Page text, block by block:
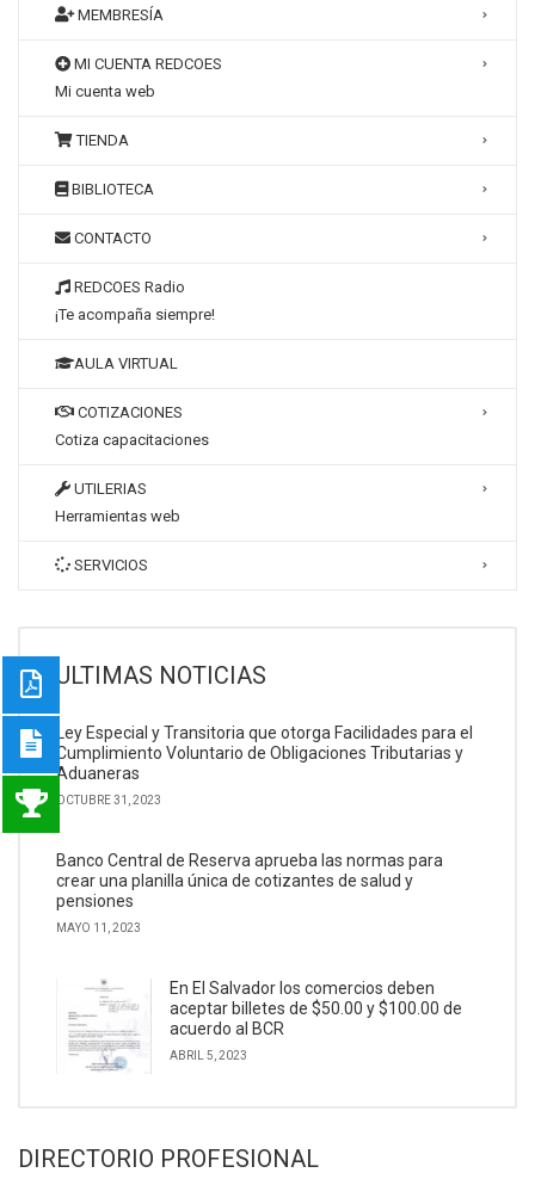
MEMBRESÍA
MI CUENTA REDCOES
Mi cuenta web
TIENDA
BIBLIOTECA
CONTACTO
REDCOES Radio
¡Te acompaña siempre!
AULA VIRTUAL
COTIZACIONES
Cotiza capacitaciones
UTILERIAS
Herramientas web
SERVICIOS
ULTIMAS NOTICIAS
Ley Especial y Transitoria que otorga Facilidades para el
Cumplimiento Voluntario de Obligaciones Tributarias y
Aduaneras
OCTUBRE 31, 2023
Banco Central de Reserva aprueba las normas para
crear una planilla única de cotizantes de salud y
pensiones
MAYO 11, 2023
En El Salvador los comercios deben
aceptar billetes de $50.00 y $100.00 de
acuerdo al BCR
ABRIL 5, 2023
DIRECTORIO PROFESIONAL